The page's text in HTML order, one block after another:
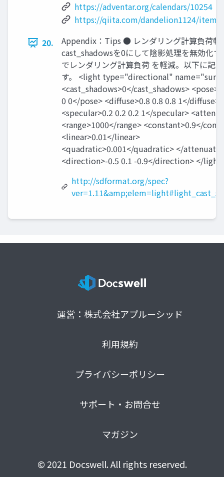
https://adventar.org/calendars/10254
https://qiita.com/dandelion1124/items/
20.
Appendix：Tips ● レンダリング計算負荷
cast_shadowsを0にして陰影処理を無効化す
でレンダリング計算負荷 を軽減。以下に記
す。 <light type="directional"
<cast_shadows>0</cast_shadows>
0 0</pose> <diffuse>0.8 0.8 0.8 1</diffuse>
<specular>0.2 0.2 0.2 1</specular>
<range>1000</range> <constant>0.9</
<linear>0.01</linear>
<quadratic>0.001</quadratic> </
<direction>-0.5 0.1 -0.9</direction> </
http://sdformat.org/spec?
運営：株式会社アプルーシッド
利用規約
プライバシーポリシー
サポート・お問合せ
マガジン
© 2021 Docswell. All rights reserved.